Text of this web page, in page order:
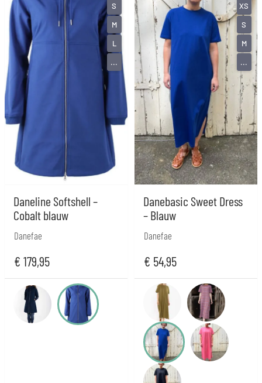
Daneline Softshell –
Cobalt blauw
Danefae
€ 179,95
S
M
L
...
Danebasic Sweet Dress
– Blauw
Danefae
€ 54,95
XS
S
M
...